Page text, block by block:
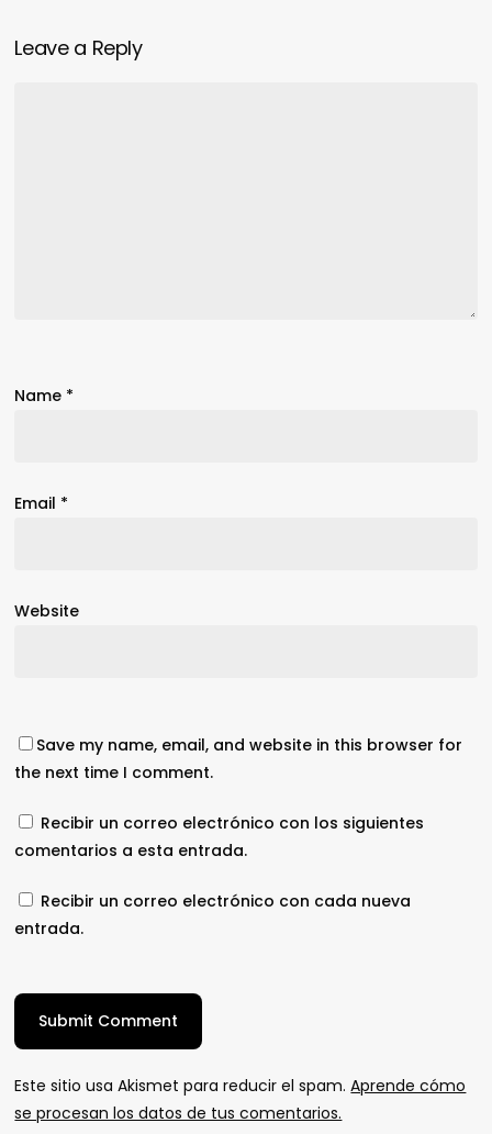
Leave a Reply
Name *
Email *
Website
Save my name, email, and website in this browser for
the next time I comment.
Recibir un correo electrónico con los siguientes
comentarios a esta entrada.
Recibir un correo electrónico con cada nueva
entrada.
Este sitio usa Akismet para reducir el spam.Aprende cómo
se procesan los datos de tus comentarios.